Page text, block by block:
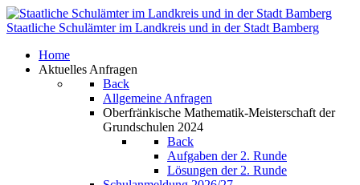
Staatliche Schulämter im Landkreis und in der Stadt Bamberg
Home
Aktuelles Anfragen
Back
Allgemeine Anfragen
Oberfränkische Mathematik-Meisterschaft der
Grundschulen 2024
Back
Aufgaben der 2. Runde
Lösungen der 2. Runde